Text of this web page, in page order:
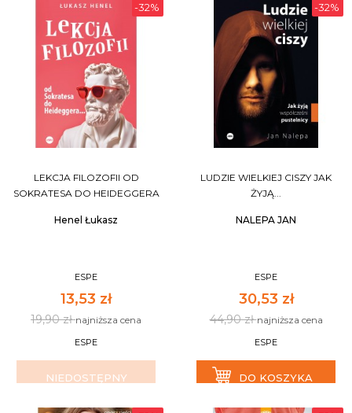
-32%
LEKCJA FILOZOFII OD
SOKRATESA DO HEIDEGGERA
Henel Łukasz
ESPE
13,53 zł
19,90 złnajniższa cena
ESPE
NIEDOSTĘPNY
-32%
LUDZIE WIELKIEJ CISZY JAK
ŻYJĄ...
NALEPA JAN
ESPE
30,53 zł
44,90 złnajniższa cena
ESPE
DO KOSZYKA